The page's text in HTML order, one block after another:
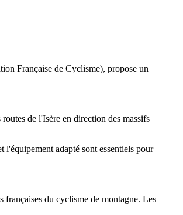
Française de Cyclisme), propose un
de l'Isère en direction des massifs
adapté sont essentiels pour
françaises du cyclisme de montagne. Les